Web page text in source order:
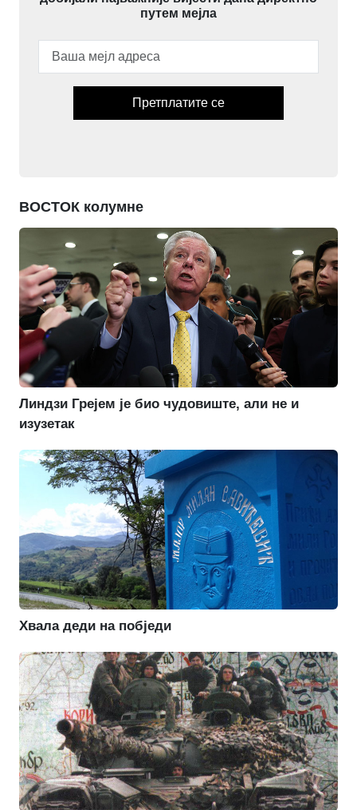
путем мејла
Претплатите се
ВОСТОК колумне
Линдзи Грејем је био чудовиште, али не и
изузетак
Хвала деди на побједи